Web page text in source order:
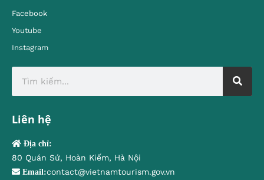
Facebook
Youtube
Instagram
Liên hệ
Địa chỉ:
80 Quán Sứ, Hoàn Kiếm, Hà Nội
Email:contact@vietnamtourism.gov.vn